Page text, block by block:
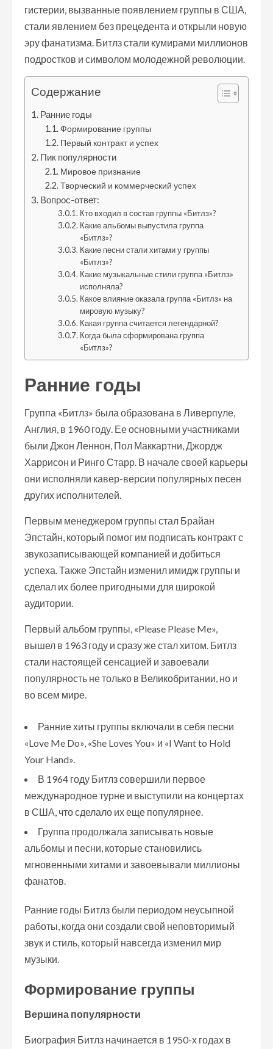
гистерии, вызванные появлением группы в США,
стали явлением без прецедента и открыли новую
эру фанатизма. Битлз стали кумирами миллионов
подростков и символом молодежной революции.
Содержание
Ранние годы
Формирование группы
Первый контракт и успех
Пик популярности
Мировое признание
Творческий и коммерческий успех
Вопрос-ответ:
Кто входил в состав группы «Битлз»?
Какие альбомы выпустила группа
«Битлз»?
Какие песни стали хитами у группы
«Битлз»?
Какие музыкальные стили группа «Битлз»
исполняла?
Какое влияние оказала группа «Битлз» на
мировую музыку?
Какая группа считается легендарной?
Когда была сформирована группа
«Битлз»?
Ранние годы
Группа «Битлз» была образована в Ливерпуле,
Англия, в 1960 году. Ее основными участниками
были Джон Леннон, Пол Маккартни, Джордж
Харрисон и Ринго Старр. В начале своей карьеры
они исполняли кавер-версии популярных песен
других исполнителей.
Первым менеджером группы стал Брайан
Эпстайн, который помог им подписать контракт с
звукозаписывающей компанией и добиться
успеха. Также Эпстайн изменил имидж группы и
сделал их более пригодными для широкой
аудитории.
Первый альбом группы, «Please Please Me»,
вышел в 1963 году и сразу же стал хитом. Битлз
стали настоящей сенсацией и завоевали
популярность не только в Великобритании, но и
во всем мире.
Ранние хиты группы включали в себя песни
«Love Me Do», «She Loves You» и «I Want to Hold
Your Hand».
В 1964 году Битлз совершили первое
международное турне и выступили на концертах
в США, что сделало их еще популярнее.
Группа продолжала записывать новые
альбомы и песни, которые становились
мгновенными хитами и завоевывали миллионы
фанатов.
Ранние годы Битлз были периодом неусыпной
работы, когда они создали свой неповторимый
звук и стиль, который навсегда изменил мир
музыки.
Формирование группы
Вершина популярности
Биография Битлз начинается в 1950-х годах в